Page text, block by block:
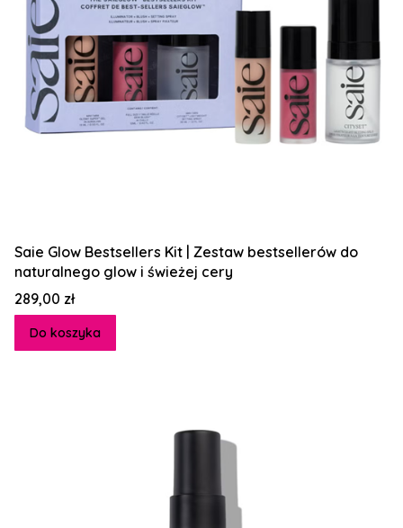
Saie Glow Bestsellers Kit | Zestaw bestsellerów do
naturalnego glow i świeżej cery
Cena
289,00 zł
Do koszyka